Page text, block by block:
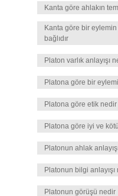
Kanta göre ahlakın
Kanta göre bir
bağlıdır
Platon varlık anlayışı
Platona göre bir
Platona göre etik nedir
Platona göre iyi ve
Platonun ahlak
Platonun bilgi anlayışı
Platonun görüşü nedir